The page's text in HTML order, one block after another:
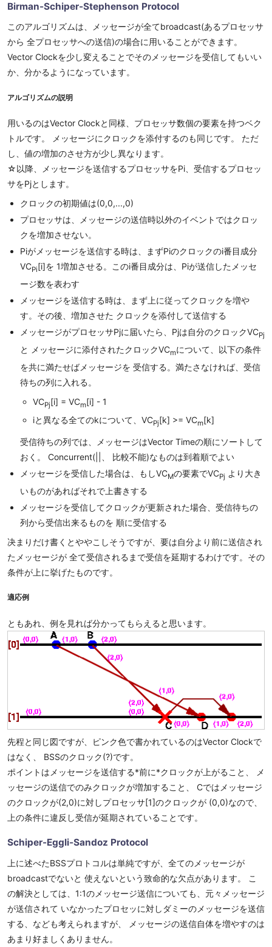
Birman-Schiper-Stephenson Protocol
このアルゴリズムは、メッセージが全てbroadcast(あるプロセッサ
から 全プロセッサへの送信)の場合に用いることができます。
Vector Clockを少し変えることでそのメッセージを受信してもいい
か、分かるようになっています。
アルゴリズムの説明
用いるのはVector Clockと同様、プロセッサ数個の要素を持つベク
トルです。 メッセージにクロックを添付するのも同じです。 ただ
し、値の増加のさせ方が少し異なります。
☆以降、メッセージを送信するプロセッサをPi、受信するプロセッ
サをPjとします。
クロックの初期値は(0,0,...,0)
プロセッサは、メッセージの送信時以外のイベントではクロッ
クを増加させない。
Piがメッセージを送信する時は、まずPiのクロックのi番目成分
VCPi[i]を 1増加させる。このi番目成分は、Piが送信したメッセ
ージ数を表わす
メッセージを送信する時は、まず上に従ってクロックを増や
す。その後、増加させた クロックを添付して送信する
メッセージがプロセッサPjに届いたら、Pjは自分のクロックVCPj
と メッセージに添付されたクロックVCmについて、以下の条件
を共に満たせばメッセージを 受信する。満たさなければ、受信
待ちの列に入れる。
VCPj[i] = VCm[i] - 1
iと異なる全てのkについて、VCPj[k] >= VCm[k]
受信待ちの列では、メッセージはVector Timeの順にソートして
おく。 Concurrent(||、 比較不能)なものは到着順でよい
メッセージを受信した場合は、もしVCMの要素でVCPj より大き
いものがあればそれで上書きする
メッセージを受信してクロックが更新された場合、受信待ちの
列から受信出来るものを 順に受信する
决まりだけ書くとややこしそうですが、要は自分より前に送信され
たメッセージが 全て受信されるまで受信を延期するわけです。その
条件が上に挙げたものです。
適応例
ともあれ、例を見れば分かってもらえると思います。
先程と同じ図ですが、ピンク色で書かれているのはVector Clockで
はなく、 BSSのクロック(?)です。
ポイントはメッセージを送信する*前に*クロックが上がること、 メ
ッセージの送信でのみクロックが増加すること、 Cではメッセージ
のクロックが(2,0)に対しプロセッサ[1]のクロックが (0,0)なので、
上の条件に違反し受信が延期されていることです。
Schiper-Eggli-Sandoz Protocol
上に述べたBSSプロトコルは単純ですが、全てのメッセージが
broadcastでないと 使えないという致命的な欠点があります。 こ
の解決としては、1:1のメッセージ送信についても、元々メッセージ
が送信されて いなかったプロセッに対しダミーのメッセージを送信
する、なども考えられますが、 メッセージの送信自体を増やすのは
あまり好ましくありません。